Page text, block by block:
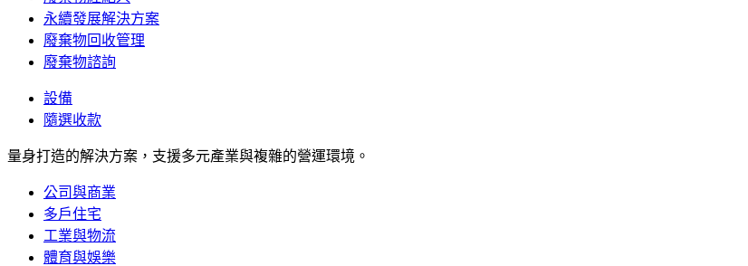
永續發展解決方案
廢棄物回收管理
廢棄物諮詢
設備
隨選收款
量身打造的解決方案，支援多元產業與複雜的營運環境。
公司與商業
多戶住宅
工業與物流
體育與娛樂